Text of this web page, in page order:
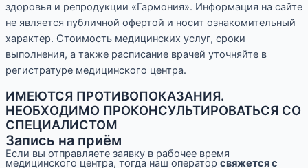
здоровья и репродукции «Гармония». Информация на сайте
не является публичной офертой и носит ознакомительный
характер. Стоимость медицинских услуг, сроки
выполнения, а также расписание врачей уточняйте в
регистратуре медицинского центра.
ИМЕЮТСЯ ПРОТИВОПОКАЗАНИЯ.
НЕОБХОДИМО ПРОКОНСУЛЬТИРОВАТЬСЯ СО
СПЕЦИАЛИСТОМ
Запись на приём
Если вы отправляете заявку в рабочее время
медицинского центра, тогда наш оператор свяжется с